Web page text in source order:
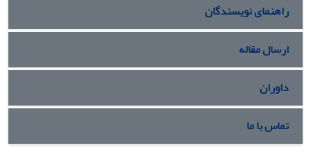
راهنمای نویسندگان
ارسال مقاله
داوران
تماس با ما